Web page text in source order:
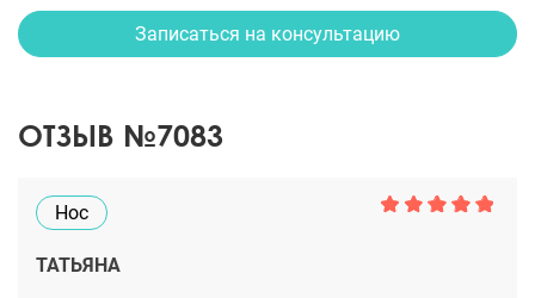
Записаться на консультацию
ОТЗЫВ №7083
Нос
ТАТЬЯНА